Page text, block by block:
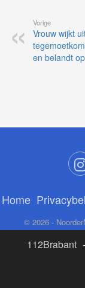
Vorige
Vrouw wijkt
en belandt
Home
© 2026 -
112Brabant -